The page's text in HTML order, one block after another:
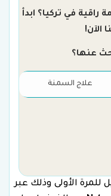
راقية في تركيا؟ ابدأ
الآن!
عنها؟
علاج السمنة
للمرة الأولى وذلك عبر